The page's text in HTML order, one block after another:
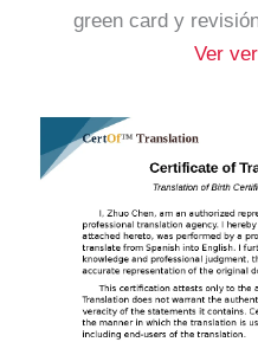
green card y
Ver